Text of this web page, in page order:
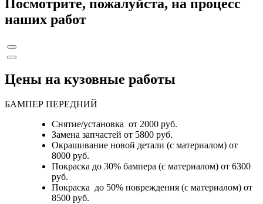
Посмотрите, пожалуйста, на процесс
наших работ
Цены на кузовные работы
БАМПЕР ПЕРЕДНИЙ
Снятие/установка от 2000 руб.
Замена запчастей от 5800 руб.
Окрашивание новой детали (с материалом) от
8000 руб.
Покраска до 30% бампера (с материалом) от 6300
руб.
Покраска до 50% повреждения (с материалом) от
8500 руб.